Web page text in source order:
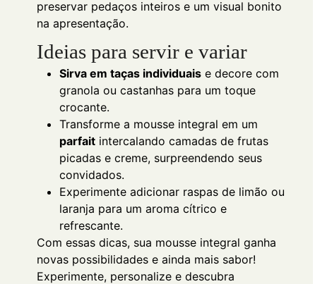
preservar pedaços inteiros e um visual bonito
na apresentação.
Ideias para servir e variar
Sirva em taças individuaise decore com
granola ou castanhas para um toque
crocante.
Transforme a mousse integral em um
parfaitintercalando camadas de frutas
picadas e creme, surpreendendo seus
convidados.
Experimente adicionar raspas de limão ou
laranja para um aroma cítrico e
refrescante.
Com essas dicas, sua mousse integral ganha
novas possibilidades e ainda mais sabor!
Experimente, personalize e descubra